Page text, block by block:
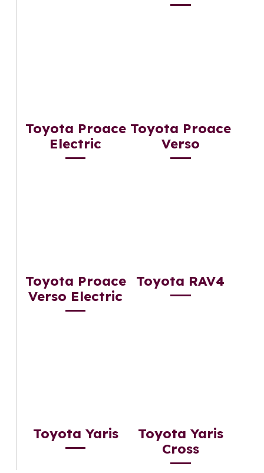
Toyota Proace
Electric
Toyota Proace
Verso
Toyota Proace
Verso Electric
Toyota RAV4
Toyota Yaris
Toyota Yaris
Cross